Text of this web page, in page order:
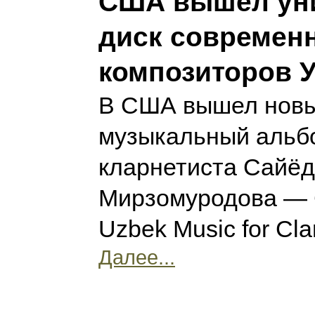
диск
композиторов
В США вышел
музыкальный
кларнетиста
Мирзомуродова —
Uzbek Music for
Далее...